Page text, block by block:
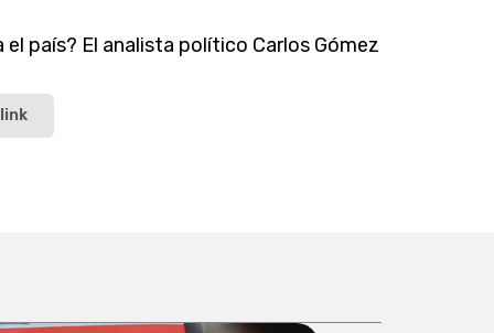
país? El analista político Carlos Gómez